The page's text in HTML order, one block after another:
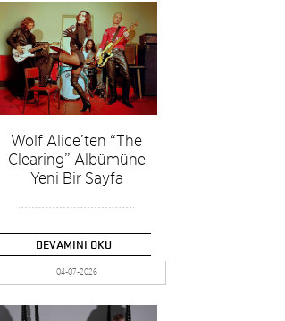
Wolf Alice’ten “The
Clearing” Albümüne
Yeni Bir Sayfa
DEVAMINI OKU
04-07-2026